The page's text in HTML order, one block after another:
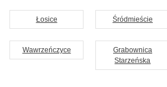
Łosice Śródmieście
Wawrzeńczyce
Grabownica
Starzeńska